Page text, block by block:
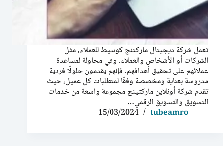
تعمل شركة ديجيتال ماركتنج كوسيط للعملاء، مثل
الشركات أو الأشخاص والعملاء. وفي محاولة لمساعدة
عملائهم على تحقيق أهدافهم، فإنهم يقدمون حلولًا فردية
مدروسة بعناية ومخصصة وفقًا لمتطلبات كل عميل، حيث
تقدم شركة أونلاين ماركتينج مجموعة واسعة من خدمات
التسويق والتسويق الرقمي…
tubeamro
15/03/2024